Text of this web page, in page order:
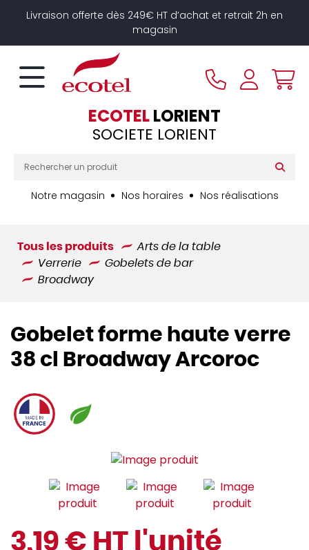
Livraison offerte dès 249€ HT d’achat et retrait 2h en
magasin
ECOTELLORIENT
SOCIETE LORIENT
Notre magasin Nos horaires Nos réalisations
Tous les produits
Arts de la table
Verrerie
Gobelets de bar
Broadway
Gobelet forme haute verre
38 cl Broadway Arcoroc
3,19 € HT l'unité
Panneau de gestion des cookies